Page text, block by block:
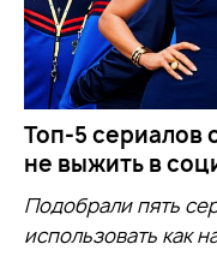
Топ-5 сериалов
не выжить в
Подобрали пять
использовать как